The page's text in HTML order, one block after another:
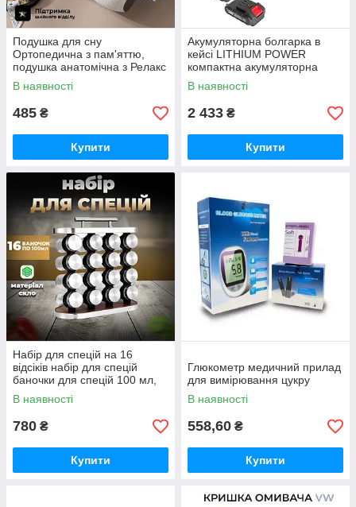
Подушка для сну
Ортопедична з пам'яттю,
подушка анатомічна з Релакс
ефектом 48х74см
В наявності
485 ₴
Купити
Акумуляторна болгарка в
кейсі LITHIUM POWER
компактна акумуляторна
болгарка, 2 акумулятори 24V
В наявності
2 433 ₴
Купити
Набір для спецій на 16
відсіків набір для спецій
баночки для спецій 100 мл,
підставка для спецій
В наявності
780 ₴
Купити
Глюкометр медичний прилад
для вимірювання цукру
В наявності
558,60 ₴
Купити